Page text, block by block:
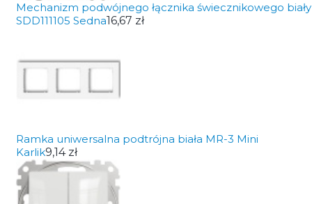
Mechanizm podwójnego łącznika świecznikowego biały
SDD111105 Sedna16,67 zł
Ramka uniwersalna podtrójna biała MR-3 Mini
Karlik9,14 zł